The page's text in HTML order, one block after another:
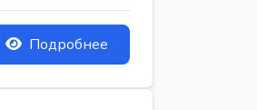
Подробнее